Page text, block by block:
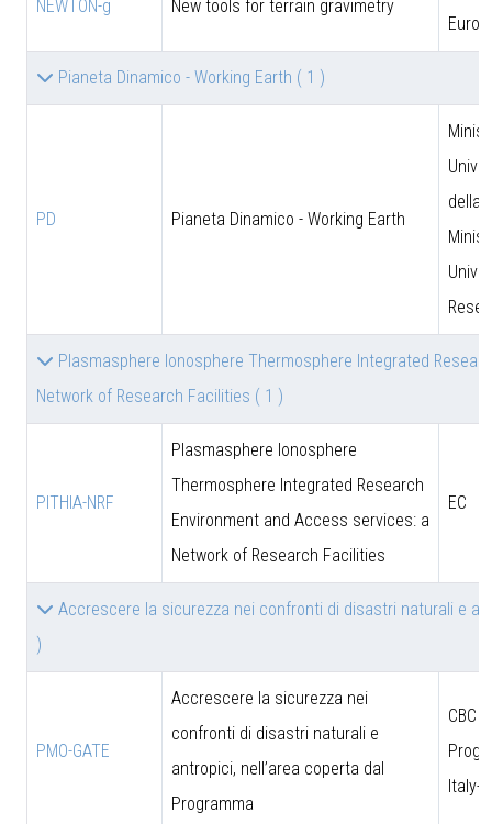
NEWTON-g New tools for terrain gravimetry
Pianeta Dinamico - Working Earth ( 1 )
PD Pianeta Dinamico - Working Earth
della
Plasmasphere Ionosphere Thermosphere Integrated
Network of Research Facilities ( 1 )
PITHIA-NRF
Plasmasphere Ionosphere
Thermosphere Integrated Research
Environment and Access services: a
Network of Research Facilities
EC
Accrescere la sicurezza nei confronti di disastri naturali e
)
PMO-GATE
Accrescere la sicurezza nei
confronti di disastri naturali e
antropici, nell’area coperta dal
Programma
CBC
Italy-